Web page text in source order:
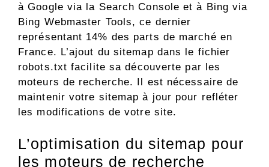
à Google via la Search Console et à Bing via
Bing Webmaster Tools, ce dernier
représentant 14% des parts de marché en
France. L’ajout du sitemap dans le fichier
robots.txt facilite sa découverte par les
moteurs de recherche. Il est nécessaire de
maintenir votre sitemap à jour pour refléter
les modifications de votre site.
L’optimisation du sitemap pour
les moteurs de recherche